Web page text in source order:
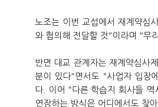
노조는 이번 교섭에서 재계약심
와 협의해 전달할 것"이라며 "무
반면 대교 관계자는 재계약심사
분이 있다"면서도 "사업자 입장
다. 이어 "다른 학습지 회사들
연장하는 방식은 어디에서도 찾